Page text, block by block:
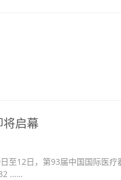
将启幕
至12日，第93届中国国际医疗
……